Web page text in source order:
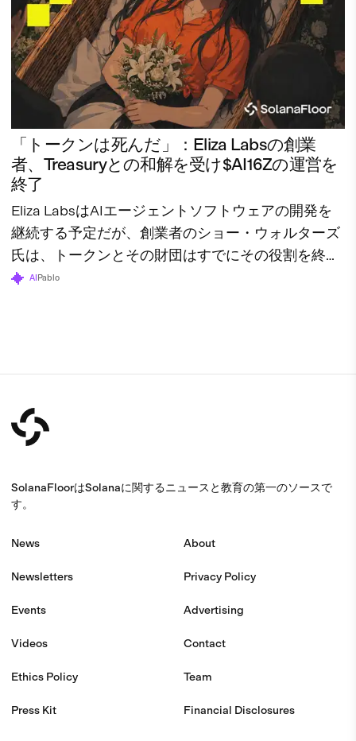
「トークンは死んだ」：Eliza Labsの創業
者、Treasuryとの和解を受け$AI16Zの運営を
終了
Eliza LabsはAIエージェントソフトウェアの開発を
継続する予定だが、創業者のショー・ウォルターズ
氏は、トークンとその財団はすでにその役割を終え
たと述べている。
AI Pablo
SolanaFloorはSolanaに関するニュースと教育の第一のソースで
す。
News
Newsletters
Events
Videos
Ethics Policy
Press Kit
About
Privacy Policy
Advertising
Contact
Team
Financial Disclosures